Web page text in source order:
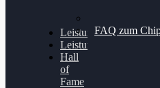
FAQ zum
Leistungsmessung
Leistungsprüfstand
Hall
of
Fame